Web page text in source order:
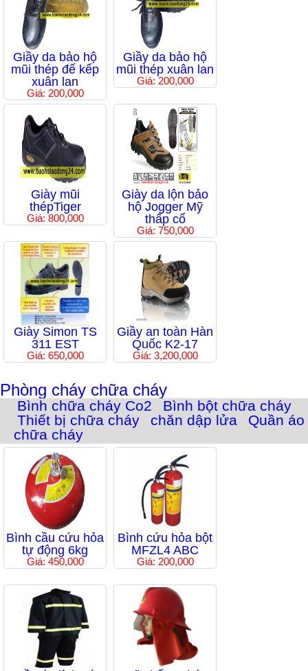
Giầy da bảo hộ
mũi thép đế kếp
xuân lan
Giá: 200,000
Giầy da bảo hộ
mũi thép xuân lan
Giá: 200,000
Giày mũi
thépTiger
Giá: 800,000
Giày da lộn bảo
hộ Jogger Mỹ
thấp cổ
Giá: 750,000
Giày Simon TS
311 EST
Giá: 650,000
Giầy an toàn Hàn
Quốc K2-17
Giá: 3,200,000
Phòng cháy chữa cháy
Bình chữa cháy Co2
Bình bột chữa cháy
Thiết bị chữa cháy
chăn dập lửa
Quần áo
chữa cháy
Bình cầu cứu hỏa
tự động 6kg
Giá: 450,000
Bình cứu hỏa bột
MFZL4 ABC
Giá: 200,000